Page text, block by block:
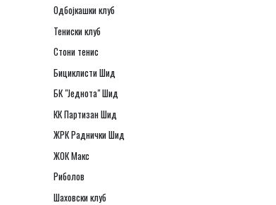
Одбојкашки клуб
Тениски клуб
Стони тенис
Бициклисти Шид
БК "Једнота" Шид
КК Партизан Шид
ЖРК Раднички Шид
ЖОК Макс
Риболов
Шаховски клуб